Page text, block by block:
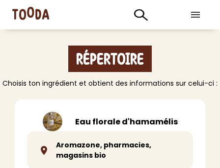
Répertoire
Choisis ton ingrédient et obtient des informations sur celui-ci :
Eau florale d'hamamélis
Aromazone, pharmacies,
magasins bio